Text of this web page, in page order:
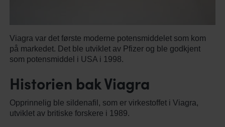
Viagra var det første moderne potensmiddelet som kom
på markedet. Det ble utviklet av Pfizer og ble godkjent
som potensmiddel i USA i 1998.
Historien bak Viagra
Opprinnelig ble sildenafil, som er virkestoffet i Viagra,
utviklet av britiske forskere i 1989.